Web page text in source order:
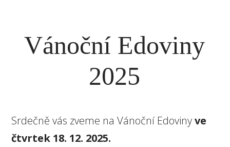
Vánoční Edoviny
2025
Srdečně vás zveme na Vánoční Edovinyve
čtvrtek 18. 12. 2025.